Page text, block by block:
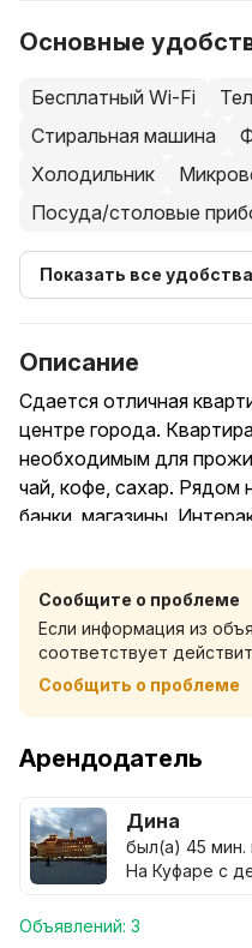
Основные
Бесплатный Wi-Fi
Стиральная машина
Холодильник
Посуда/столовые
Показать все
Описание
Сдается отличная
центре города.
необходимым для
чай, кофе, сахар. Рядом
банки, магазины.
Третий человек + 30р.
максимально за 2х
КУРЯТ!!! Балкона НЕТ!
при бронировании. Не
Сообщите о проблеме
Если информация из
соответствует
Сообщить о проблеме
Арендодатель
Дина
был(а) 45 мин.
На Куфаре с
Объявлений: 3